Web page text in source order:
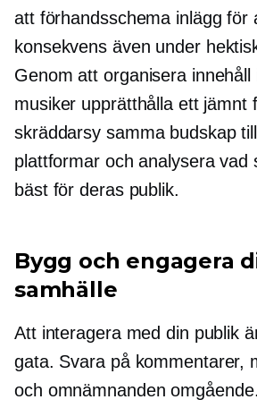
att förhandsschema inlägg för
konsekvens även under
Genom att organisera innehåll
musiker upprätthålla ett jämnt
skräddarsy samma budskap
plattformar och analysera vad
bäst för deras publik.
Bygg och engagera
samhälle
Att interagera med din publik
gata. Svara på kommentarer,
och omnämnanden